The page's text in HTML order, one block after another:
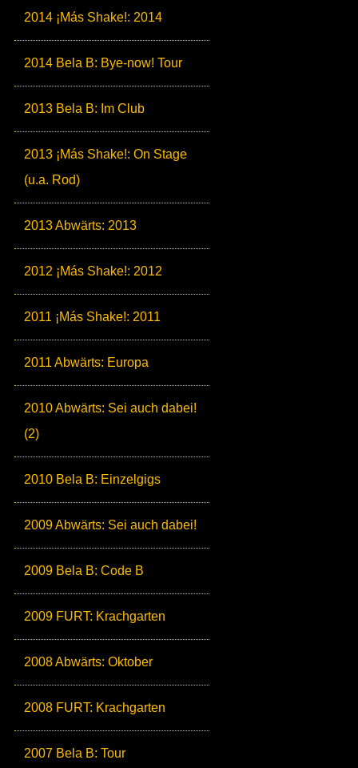
2014 ¡Más Shake!: 2014
2014 Bela B: Bye-now! Tour
2013 Bela B: Im Club
2013 ¡Más Shake!: On Stage
(u.a. Rod)
2013 Abwärts: 2013
2012 ¡Más Shake!: 2012
2011 ¡Más Shake!: 2011
2011 Abwärts: Europa
2010 Abwärts: Sei auch dabei!
(2)
2010 Bela B: Einzelgigs
2009 Abwärts: Sei auch dabei!
2009 Bela B: Code B
2009 FURT: Krachgarten
2008 Abwärts: Oktober
2008 FURT: Krachgarten
2007 Bela B: Tour